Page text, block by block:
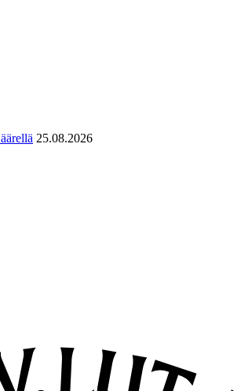
25.08.2026